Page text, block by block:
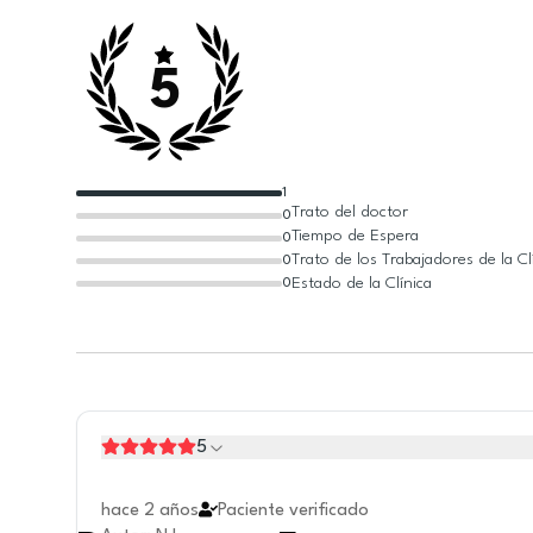
5
0
0
0
0
1
Trato del doctor
Tiempo de Espera
Trato de los Trabajadores de la
Estado de la Clínica
5
hace 2 años
Paciente verificado